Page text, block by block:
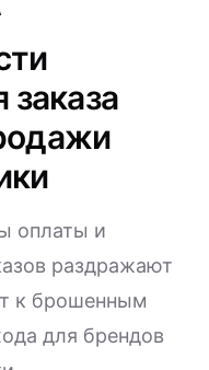
оплаты и
раздражают
к брошенным
для брендов